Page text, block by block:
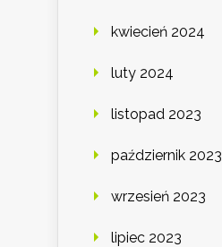
kwiecień 2024
luty 2024
listopad 2023
październik 2023
wrzesień 2023
lipiec 2023